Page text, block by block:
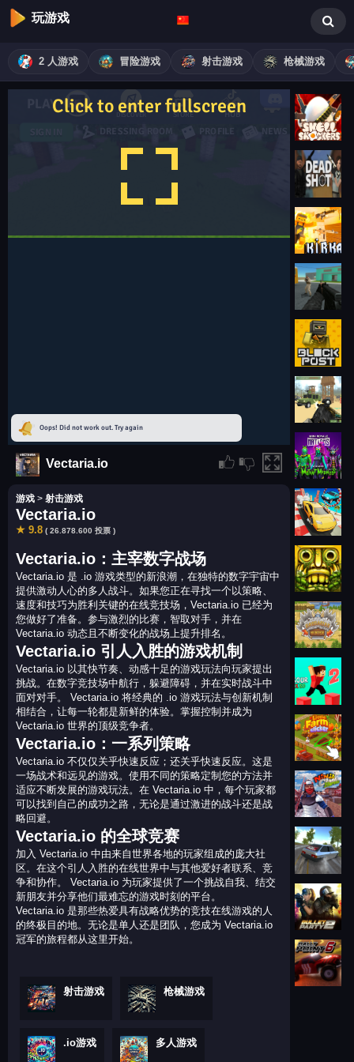
玩游戏
2 人游戏 冒险游戏 射击游戏 枪械游戏
Vectaria.io
游戏 > 射击游戏
Vectaria.io
★ 9.8 ( 26.878.600 投票 )
Vectaria.io：主宰数字战场
Vectaria.io 是 .io 游戏类型的新浪潮，在独特的数字宇宙中
提供激动人心的多人战斗。如果您正在寻找一个以策略、
速度和技巧为胜利关键的在线竞技场，Vectaria.io 已经为
您做好了准备。参与激烈的比赛，智取对手，并在
Vectaria.io 动态且不断变化的战场上提升排名。
Vectaria.io 引人入胜的游戏机制
Vectaria.io 以其快节奏、动感十足的游戏玩法向玩家提出
挑战。在数字竞技场中航行，躲避障碍，并在实时战斗中
面对对手。 Vectaria.io 将经典的 .io 游戏玩法与创新机制
相结合，让每一轮都是新鲜的体验。掌握控制并成为
Vectaria.io 世界的顶级竞争者。
Vectaria.io：一系列策略
Vectaria.io 不仅仅关乎快速反应；还关乎快速反应。这是
一场战术和远见的游戏。使用不同的策略定制您的方法并
适应不断发展的游戏玩法。在 Vectaria.io 中，每个玩家都
可以找到自己的成功之路，无论是通过激进的战斗还是战
略回避。
Vectaria.io 的全球竞赛
加入 Vectaria.io 中由来自世界各地的玩家组成的庞大社
区。在这个引人入胜的在线世界中与其他爱好者联系、竞
争和协作。 Vectaria.io 为玩家提供了一个挑战自我、结交
新朋友并分享他们最难忘的游戏时刻的平台。
Vectaria.io 是那些热爱具有战略优势的竞技在线游戏的人
的终极目的地。无论是单人还是团队，您成为 Vectaria.io
冠军的旅程都从这里开始。
射击游戏 枪械游戏
.io游戏 多人游戏